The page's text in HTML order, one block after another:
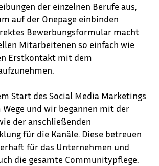
der einzelnen Berufe aus,
auf der Onepage einbinden
Bewerbungsformular macht
Mitarbeitenen so einfach wie
Erstkontakt mit dem
Start des Social Media Marketings
und wir begannen mit der
der anschließenden
für die Kanäle. Diese betreuen
für das Unternehmen und
die gesamte Communitypflege.